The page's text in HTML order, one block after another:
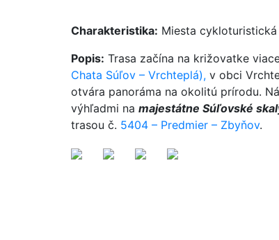
Charakteristika: Miesta
Popis: Trasa začína na križovatke
Chata Súľov – Vrchteplá), v obci
otvára panoráma na okolitú prírodu.
výhľadmi na majestátne Súľovské
trasou č. 5404 – Predmier – Zbyňov.